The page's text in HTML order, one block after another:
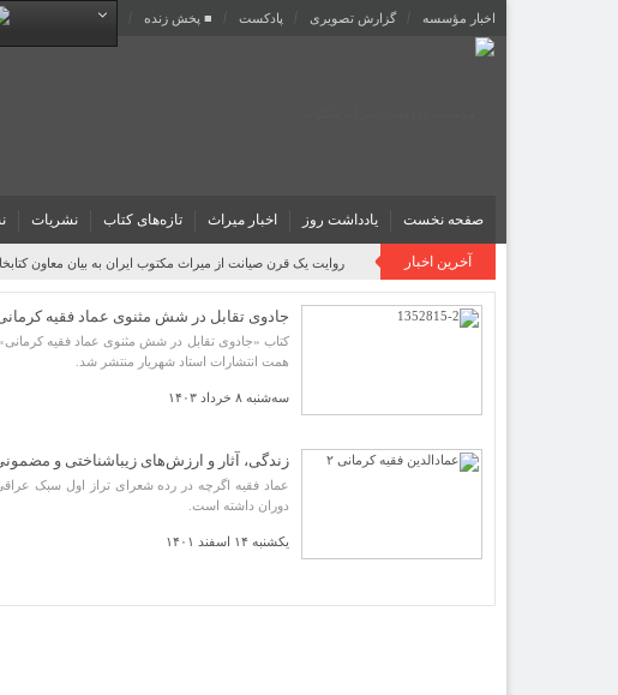
اخبار مؤسسه گزارش تصویری پادکست‌ ■ پخش زنده
صفحه نخست یادداشت روز اخبار میراث تازه‌های کتاب نشریات
آخرین اخبار روایت یک قرن صیانت از میراث مکتوب ایران به بیان معاون
جادوی تقابل در شش مثنوی عماد فقیه
کتاب «جادوی تقابل در شش مثنوی عماد فقیه
همت انتشارات استاد شهریار منتشر شد.
سه‌شنبه ۸ خرداد ۱۴۰۳
زندگی، آثار و ارزش‌های زیباشناختی و
عماد فقیه اگرچه در رده شعرای تراز اول سبک
دوران داشته است.
یکشنبه ۱۴ اسفند ۱۴۰۱